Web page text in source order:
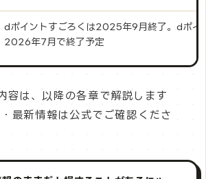
dポイントすごろくは2025年9月終了。dポイ
2026年7月で終了予定
容は、以降の各章で解説します
最新情報は公式でご確認くださ